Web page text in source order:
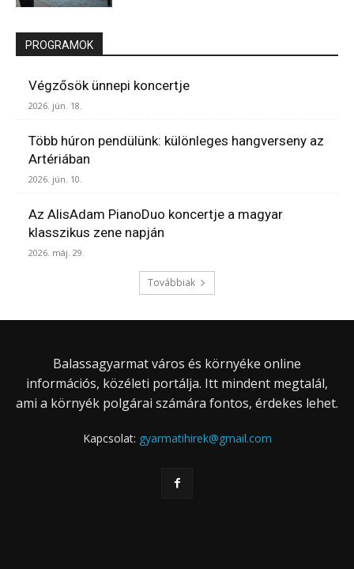
PROGRAMOK
Végzősök ünnepi koncertje
2026. jún. 18.
Több húron pendülünk: különleges hangverseny az
Artériában
2026. jún. 10.
Az AlisAdam PianoDuo koncertje a magyar
klasszikus zene napján
2026. máj. 29.
Továbbiak
Balassagyarmat város és környéke online
információs, közéleti portálja. Itt mindent megtalál,
ami a környék polgárai számára fontos, érdekes lehet.
Kapcsolat: gyarmatihirek@gmail.com